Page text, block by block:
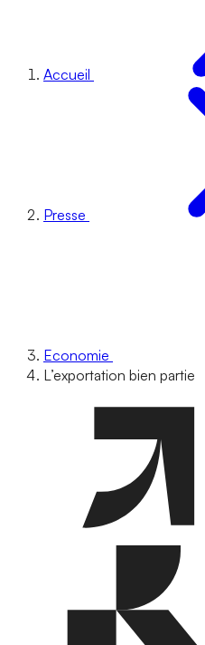
Accueil
Presse
Economie
L’exportation bien partie